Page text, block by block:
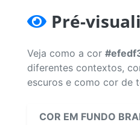
Pré-
Veja como a cor
diferentes contextos,
escuros e como cor de
COR EM FUNDO